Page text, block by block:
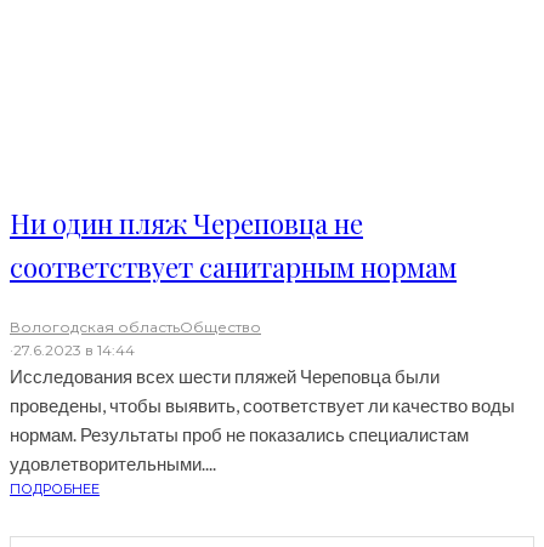
Ни один пляж Череповца не
соответствует санитарным нормам
Вологодская областьОбщество
·27.6.2023 в 14:44
Исследования всех шести пляжей Череповца были
проведены, чтобы выявить, соответствует ли качество воды
нормам. Результаты проб не показались специалистам
удовлетворительными....
ПОДРОБНЕЕ